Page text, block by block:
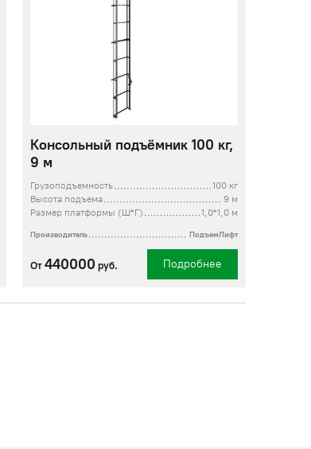
Консольный подъёмник 100 кг,
9 м
Грузоподъемность
100 кг
Высота подъема
9 м
Размер платформы (Ш*Г)
1,0*1,0 м
Производитель ПодъемЛифт
От440000 руб. Подробнее